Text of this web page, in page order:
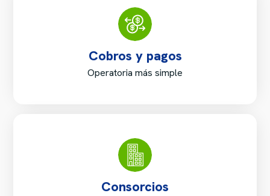
Cobros y pagos
Operatoria más simple
Consorcios